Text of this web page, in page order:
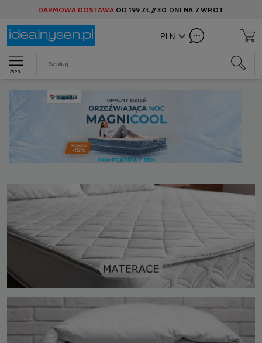
DARMOWA DOSTAWA OD 199 ZŁ //30 DNI NA ZWROT
Menu